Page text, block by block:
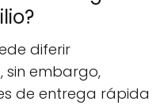
diferir
sin embargo,
de entrega rápida